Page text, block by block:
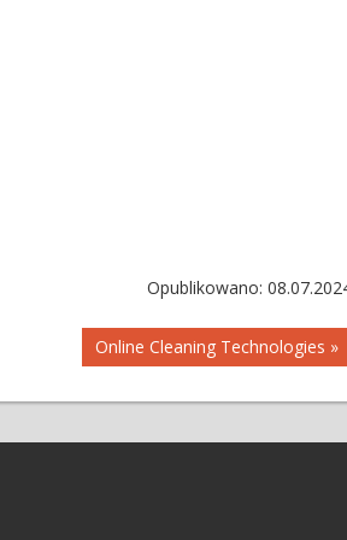
Opublikowano:
Online Cleaning Technologies »